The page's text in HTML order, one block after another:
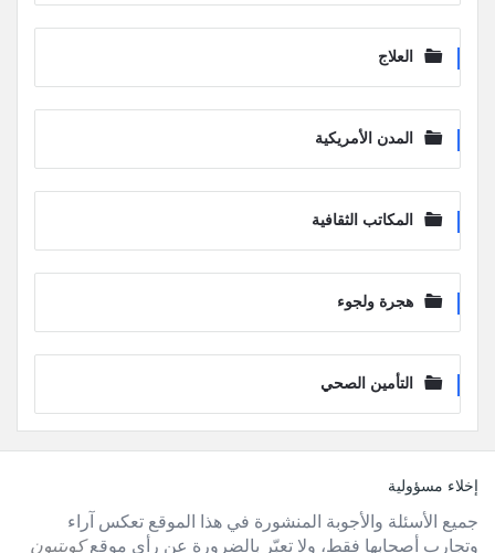
العلاج
المدن الأمريكية
المكاتب الثقافية
هجرة ولجوء
التأمين الصحي
الفوترإخلاء مسؤولية
جميع الأسئلة والأجوبة المنشورة في هذا الموقع تعكس آراء
وتجارب أصحابها فقط، ولا تعبّر بالضرورة عن رأي موقعكويتيون